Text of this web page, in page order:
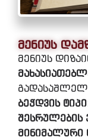
მენიუს
მენიუს
ბეჭდვის
შესრულების
მინიმალური